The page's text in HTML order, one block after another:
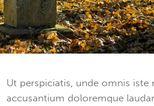
Ut perspiciatis, unde omnis
accusantium doloremque